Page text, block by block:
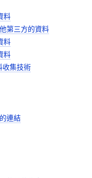
料
第三方的資料
料
料
收集技術
連結